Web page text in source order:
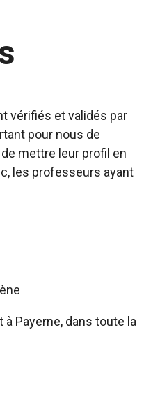
vérifiés et validés par
pour nous de
mettre leur profil en
les professeurs ayant
Payerne, dans toute la